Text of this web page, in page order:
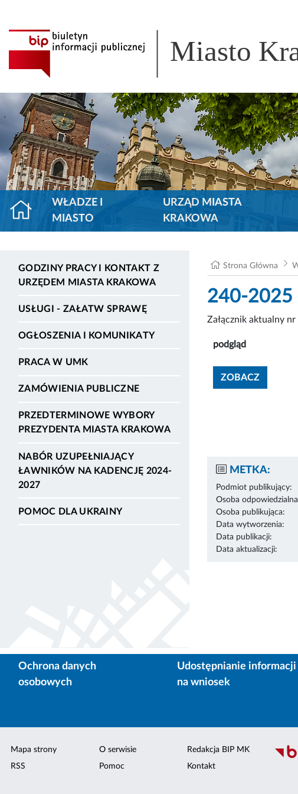
Miasto
WŁADZE I
MIASTO
URZĄD MIASTA
KRAKOWA
GODZINY PRACY I KONTAKT Z
URZĘDEM MIASTA KRAKOWA
USŁUGI - ZAŁATW SPRAWĘ
OGŁOSZENIA I KOMUNIKATY
PRACA W UMK
ZAMÓWIENIA PUBLICZNE
PRZEDTERMINOWE WYBORY
PREZYDENTA MIASTA KRAKOWA
NABÓR UZUPEŁNIAJĄCY
ŁAWNIKÓW NA KADENCJĘ 2024-
2027
POMOC DLA UKRAINY
Strona Główna
240-2025
Załącznik aktualny
podgląd
ZOBACZ
METKA:
Podmiot publikujący:
Osoba
Osoba publikująca:
Data wytworzenia:
Data publikacji:
Data aktualizacji:
Ochrona danych
osobowych
Udostępnianie informacji
na wniosek
Mapa strony
RSS
O serwisie
Pomoc
Redakcja BIP MK
Kontakt